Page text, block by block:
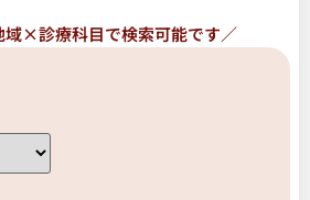
域×診療科目で検索可能です／